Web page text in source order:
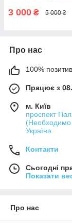
3 000 ₴ 5 000 ₴
Про нас
100%
Працює з
м. Київ
проспект
(Необходимо
Україна
Контакти
Сьогодні
Показати
Про нас